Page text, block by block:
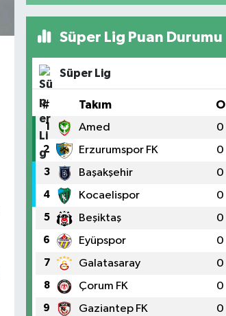
Süper Lig Puan Durumu
Süper Lig
# Takım O
1 Amed 0
2 Erzurumspor FK 0
3 Başakşehir 0
4 Kocaelispor 0
5 Beşiktaş 0
6 Eyüpspor 0
7 Galatasaray 0
8 Çorum FK 0
9 Gaziantep FK 0